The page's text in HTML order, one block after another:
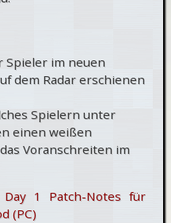
Spieler im neuen
dem Radar erschienen
Spielern unter
einen weißen
Voranschreiten im
1 Patch-Notes für
(PC)